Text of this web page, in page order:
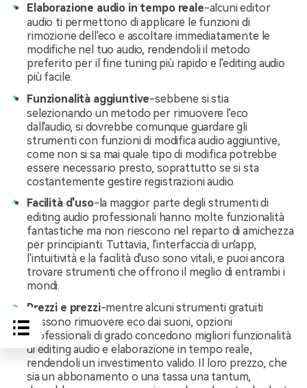
Elaborazione audio in tempo reale-alcuni editor
audio ti permettono di applicare le funzioni di
rimozione dell'eco e ascoltare immediatamente le
modifiche nel tuo audio, rendendoli il metodo
preferito per il fine tuning più rapido e l'editing audio
più facile.
Funzionalità aggiuntive-sebbene si stia
selezionando un metodo per rimuovere l'eco
dall'audio, si dovrebbe comunque guardare gli
strumenti con funzioni di modifica audio aggiuntive,
come non si sa mai quale tipo di modifica potrebbe
essere necessario presto, soprattutto se si sta
costantemente gestire registrazioni audio.
Facilità d'uso-la maggior parte degli strumenti di
editing audio professionali hanno molte funzionalità
fantastiche ma non riescono nel reparto di amichezza
per principianti. Tuttavia, l'interfaccia di un'app,
l'intuitività e la facilità d'uso sono vitali, e puoi ancora
trovare strumenti che offrono il meglio di entrambi i
mondi.
Prezzi e prezzi-mentre alcuni strumenti gratuiti
possono rimuovere eco dai suoni, opzioni
professionali di grado concedono migliori funzionalità
di editing audio e elaborazione in tempo reale,
rendendoli un investimento valido. Il loro prezzo, che
sia un abbonamento o una tassa una tantum,